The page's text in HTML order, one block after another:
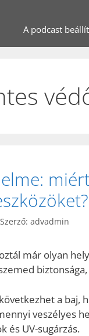
A podcast
Szerző: advadmin
már olyan
a
veszélyes
és UV-sugárzás.